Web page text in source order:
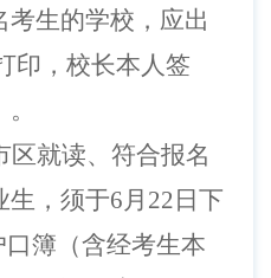
生的学校，应出
印，校长本人签
区就读、符合报名
生，须于6月22日下
簿（含经考生本